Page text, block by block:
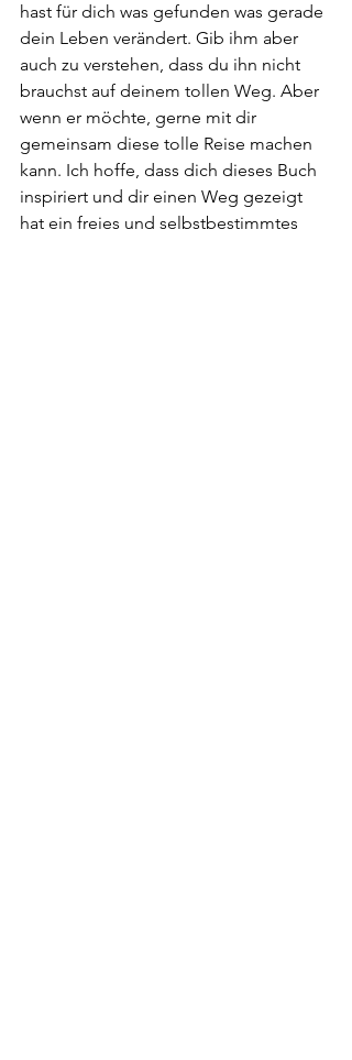
hast für dich was gefunden was gerade
dein Leben verändert. Gib ihm aber
auch zu verstehen, dass du ihn nicht
brauchst auf deinem tollen Weg. Aber
wenn er möchte, gerne mit dir
gemeinsam diese tolle Reise machen
kann. Ich hoffe, dass dich dieses Buch
inspiriert und dir einen Weg gezeigt
hat ein freies und selbstbestimmtes